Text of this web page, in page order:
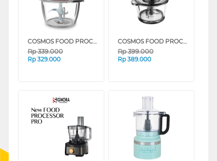
COSMOS FOOD PROCESSOR FP-313R
Rp339.000
Rp 329.000
COSMOS FOOD PROCESSOR FP-32
Rp399.000
Rp 389.000